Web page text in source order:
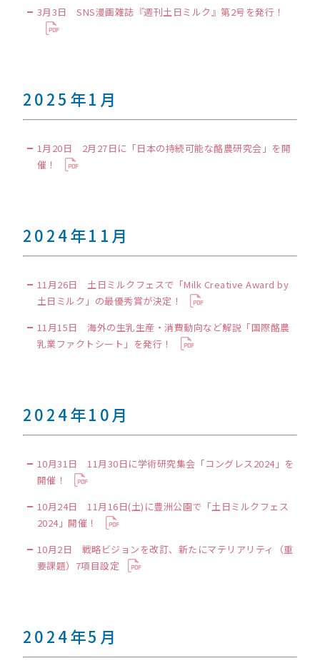
3月3日 SNS漫画雑誌『週刊土日ミルク』第2号を発行！
2025年1月
1月20日 2月27日に「日本の持続可能な酪農研究会」を開
催！
2024年11月
11月26日 土日ミルクフェスで「Milk Creative Award by
土日ミルク」の最優秀賞が決定！
11月15日 海外の生乳生産・消費動向など解説「国際酪農
乳業ファクトシート」を発行！
2024年10月
10月31日 11月30日に学術研究集会「コングレス2024」を
開催！
10月24日 11月16日(土)に豊洲公園で「土日ミルクフェス
2024」開催！
10月2日 戦略ビジョンを改訂、新たにマテリアリティ（重
要課題）7項目設定
2024年5月